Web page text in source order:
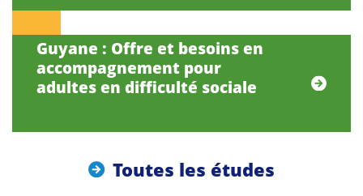
Guyane : Offre et besoins en
accompagnement pour
adultes en difficulté sociale
Toutes les études